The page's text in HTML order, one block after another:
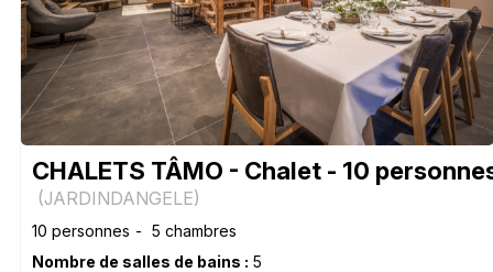
CHALETS TÂMO - Chalet - 10
(JARDINDANGELE)
10 personnes
5 chambres
Nombre de salles de bains : 5